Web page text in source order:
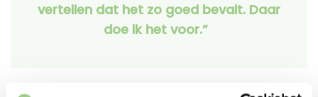
vertellen dat het zo goed bevalt. Daar
doe ik het voor.”